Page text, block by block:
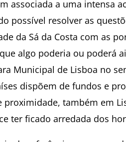
associada a uma intensa
possível resolver as
da Sá da Costa com as
algo poderia ou poderá
Municipal de Lisboa no
dispõem de fundos e
proximidade, também em
ter ficado arredada dos